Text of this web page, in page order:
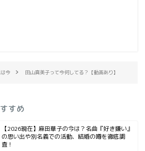
今 田山真美子って今何してる？【動画あり】
すめ
【2026現在】麻田華子の今は？名曲『好き嫌い』
の思い出や別名義での活動、結婚の噂を徹底調
査！